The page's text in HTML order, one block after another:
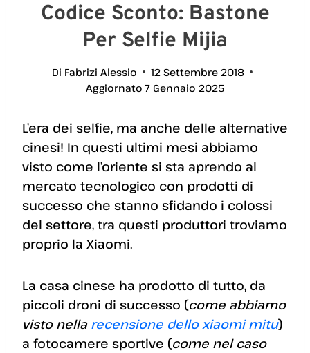
Codice Sconto: Bastone
Per Selfie Mijia
Di Fabrizi Alessio
12 Settembre 2018
Aggiornato 7 Gennaio 2025
L’era dei selfie, ma anche delle alternative
cinesi! In questi ultimi mesi abbiamo
visto come l’oriente si sta aprendo al
mercato tecnologico con prodotti di
successo che stanno sfidando i colossi
del settore, tra questi produttori troviamo
proprio la Xiaomi.
La casa cinese ha prodotto di tutto, da
piccoli droni di successo (come abbiamo
visto nella recensione dello xiaomi mitu)
a fotocamere sportive (come nel caso